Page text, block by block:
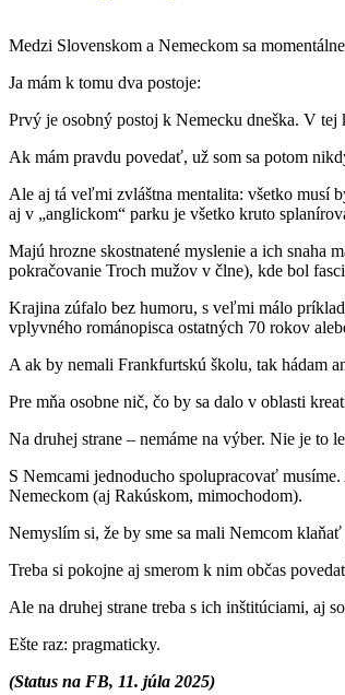
Medzi Slovenskom a Nemeckom sa
Ja mám k tomu dva postoje:
Prvý je osobný postoj k Nemecku dneška. V
Ak mám pravdu povedať, už som sa potom
Ale aj tá veľmi zvláštna mentalita: všetko musí
aj v „anglickom“ parku je všetko kruto
Majú hrozne skostnatené myslenie a ich snaha
pokračovanie Troch mužov v člne), kde bol
Krajina zúfalo bez humoru, s veľmi málo
vplyvného románopisca ostatných 70 rokov
A ak by nemali Frankfurtskú školu, tak hádam
Pre mňa osobne nič, čo by sa dalo v oblasti
Na druhej strane – nemáme na výber. Nie je to
S Nemcami jednoducho spolupracovať
Nemeckom (aj Rakúskom, mimochodom).
Nemyslím si, že by sme sa mali Nemcom
Treba si pokojne aj smerom k nim občas
Ale na druhej strane treba s ich inštitúciami, aj
Ešte raz: pragmaticky.
(Status na FB, 11. júla 2025)